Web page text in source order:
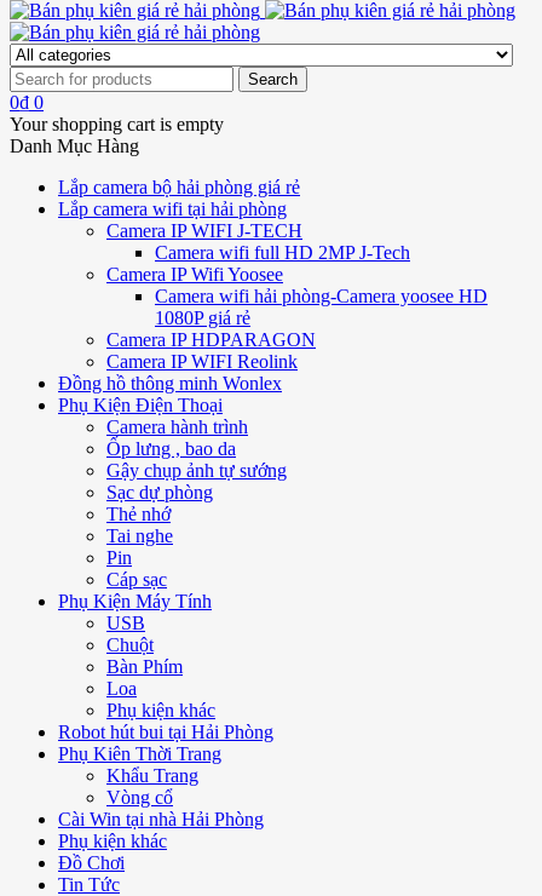
0₫ 0
Your shopping cart is empty
Danh Mục Hàng
Lắp camera bộ hải phòng giá rẻ
Lắp camera wifi tại hải phòng
Camera IP WIFI J-TECH
Camera wifi full HD 2MP J-Tech
Camera IP Wifi Yoosee
Camera wifi hải phòng-Camera yoosee HD
1080P giá rẻ
Camera IP HDPARAGON
Camera IP WIFI Reolink
Đồng hồ thông minh Wonlex
Phụ Kiện Điện Thoại
Camera hành trình
Ốp lưng , bao da
Gậy chụp ảnh tự sướng
Sạc dự phòng
Thẻ nhớ
Tai nghe
Pin
Cáp sạc
Phụ Kiện Máy Tính
USB
Chuột
Bàn Phím
Loa
Phụ kiện khác
Robot hút bui tại Hải Phòng
Phụ Kiên Thời Trang
Khẩu Trang
Vòng cổ
Cài Win tại nhà Hải Phòng
Phụ kiện khác
Đồ Chơi
Tin Tức